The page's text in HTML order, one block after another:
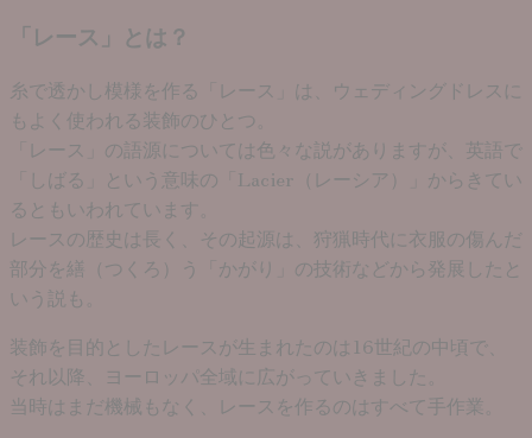
「レース」とは？
糸で透かし模様を作る「レース」は、ウェディングドレスに
もよく使われる装飾のひとつ。
「レース」の語源については色々な説がありますが、英語で
「しばる」という意味の「Lacier（レーシア）」からきてい
るともいわれています。
レースの歴史は長く、その起源は、狩猟時代に衣服の傷んだ
部分を繕（つくろ）う「かがり」の技術などから発展したと
いう説も。
装飾を目的としたレースが生まれたのは16世紀の中頃で、
それ以降、ヨーロッパ全域に広がっていきました。
当時はまだ機械もなく、レースを作るのはすべて手作業。